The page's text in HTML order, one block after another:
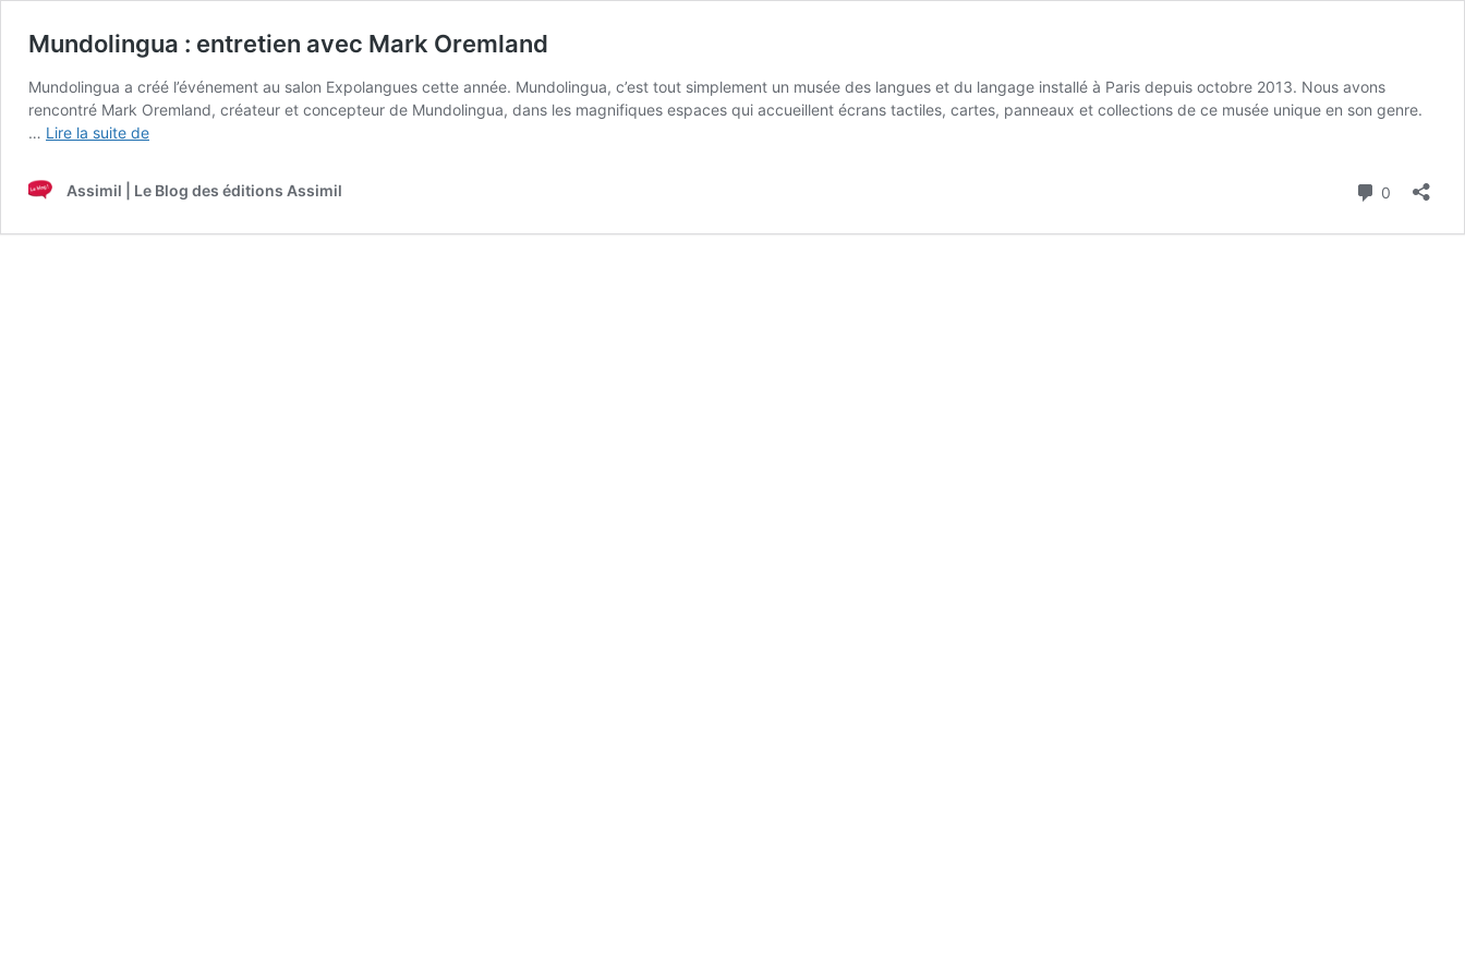
Mundolingua : entretien avec Mark Oremland
Mundolingua a créé l’événement au salon Expolangues cette année. Mundolingua, c’est tout simplement un musée des langues et du langage installé à Paris depuis octobre 2013. Nous avons
rencontré Mark Oremland, créateur et concepteur de Mundolingua, dans les magnifiques espaces qui accueillent écrans tactiles, cartes, panneaux et collections de ce musée unique en son genre.
… Lire la suite deMundolingua
avec
Assimil | Le Blog des éditions Assimil 0